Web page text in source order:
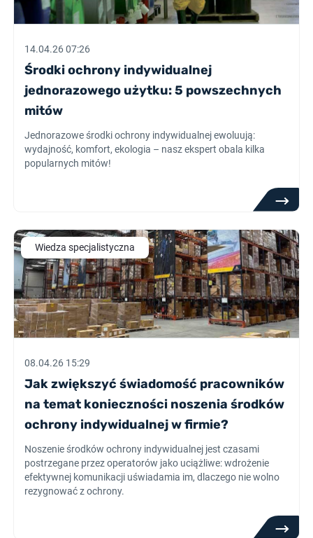
14.04.26 07:26
Środki ochrony indywidualnej
jednorazowego użytku: 5 powszechnych
mitów
Jednorazowe środki ochrony indywidualnej ewoluują:
wydajność, komfort, ekologia – nasz ekspert obala kilka
popularnych mitów!
Wiedza specjalistyczna
08.04.26 15:29
Jak zwiększyć świadomość pracowników
na temat konieczności noszenia środków
ochrony indywidualnej w firmie?
Noszenie środków ochrony indywidualnej jest czasami
postrzegane przez operatorów jako uciążliwe: wdrożenie
efektywnej komunikacji uświadamia im, dlaczego nie wolno
rezygnować z ochrony.